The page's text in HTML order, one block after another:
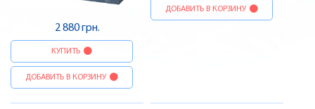
2 880 грн.
КУПИТЬ
ДОБАВИТЬ В КОРЗИНУ
ДОБАВИТЬ В КОРЗИНУ